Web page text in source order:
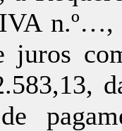
n.º…,
juros